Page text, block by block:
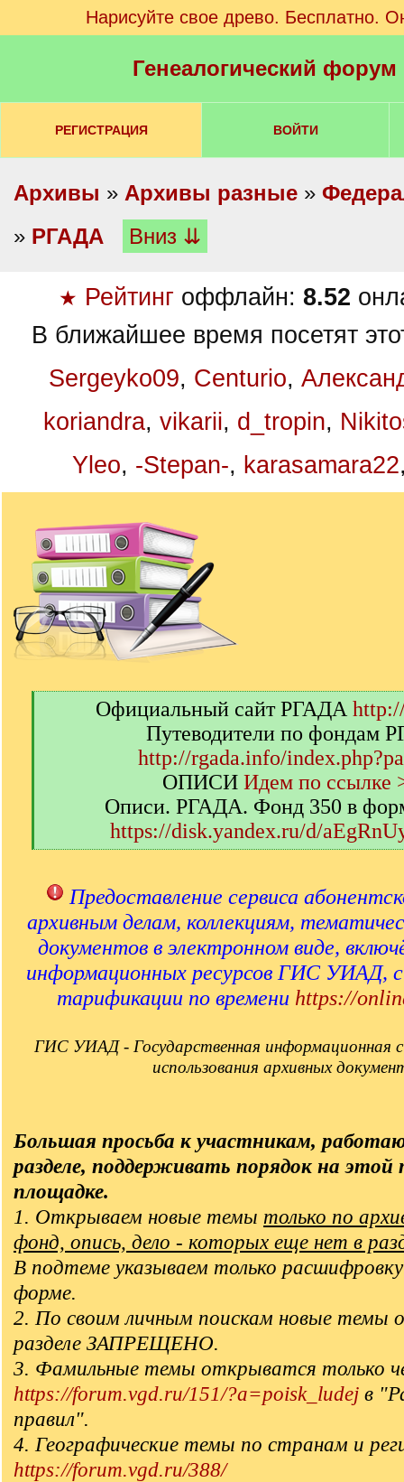
Нарисуйте свое древо. Бесплатно.
Генеалогический
РЕГИСТРАЦИЯ ВОЙТИ
Архивы » Архивы разные »
» РГАДА Вниз ⇊
★ Рейтинг оффлайн: 8.52
В ближайшее время посетят
Sergeyko09, Centurio,
koriandra, vikarii, d_tropin,
Yleo, -Stepan-, karasamara22
Официальный сайт РГАДА
Путеводители по фондам
http://rgada.info/
ОПИСИ Идем по ссылке
Описи. РГАДА. Фонд 350 в
https://disk.yandex.ru/d/
[
Предоставление сервиса
архивным делам, коллекциям,
документов в электронном виде,
информационных ресурсов ГИС УИАД,
тарификации по времени https://
ГИС УИАД - Государственная информационная
использования архивных
Большая просьба к участникам,
разделе, поддерживать порядок на этой
площадке.
1. Открываем новые темы только по
фонд, опись, дело - которых еще нет в
В подтеме указываем только
форме.
2. По своим личным поискам новые темы
разделе ЗАПРЕЩЕНО.
3. Фамильные темы открыватся только
https://forum.vgd.ru/151/?a=poisk_ludej в
правил".
4. Географические темы по странам и
https://forum.vgd.ru/388/